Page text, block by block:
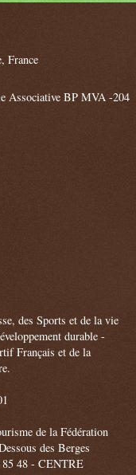
France
Associative BP MVA -204
des Sports et de la vie
durable -
Français et de la
de la Fédération
des Berges
85 48 - CENTRE